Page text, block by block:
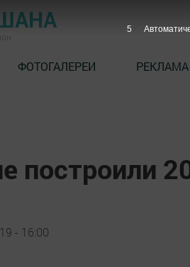
ФОТОГАЛЕРЕИ РЕКЛАМА
построили
- 16:00
4